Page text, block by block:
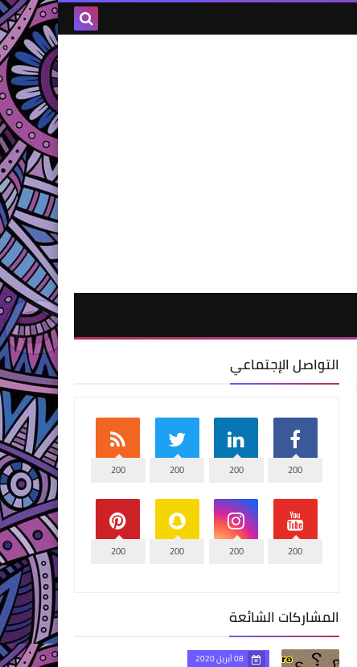
التواصل الإجتماعي
200
200
200
200
200
200
200
200
المشاركات الشائعة
08 أبريل 2020